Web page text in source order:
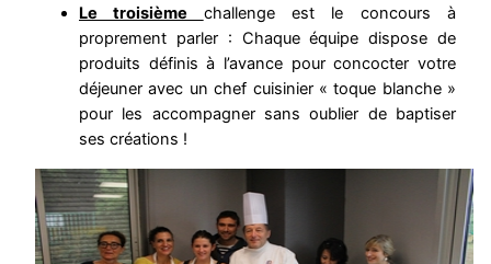
Le troisième challenge est le concours à
proprement parler : Chaque équipe dispose de
produits définis à l’avance pour concocter votre
déjeuner avec un chef cuisinier « toque blanche »
pour les accompagner sans oublier de baptiser
ses créations !